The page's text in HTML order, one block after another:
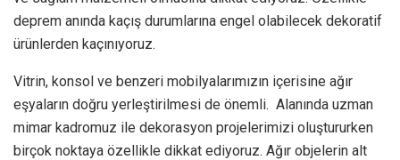
deprem anında kaçış durumlarına engel olabilecek dekoratif
ürünlerden kaçınıyoruz.
Vitrin, konsol ve benzeri mobilyalarımızın içerisine ağır
eşyaların doğru yerleştirilmesi de önemli. Alanında uzman
mimar kadromuz ile dekorasyon projelerimizi oluştururken
birçok noktaya özellikle dikkat ediyoruz. Ağır objelerin alt